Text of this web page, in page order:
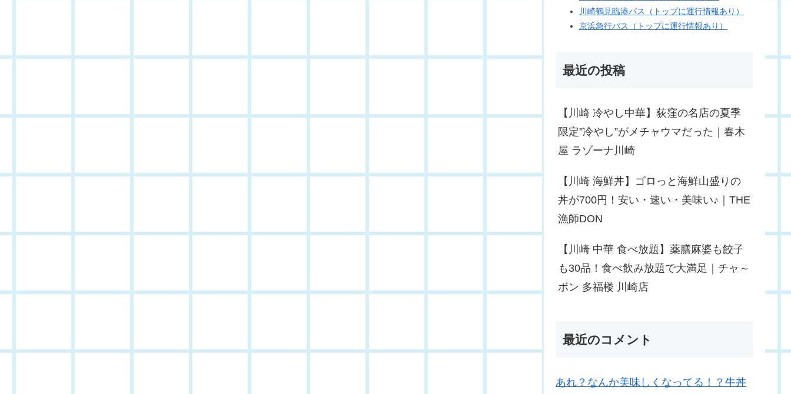
川崎鶴見臨港バス（トップに運行情報あり）
京浜急行バス（トップに運行情報あり）
最近の投稿
【川崎 冷やし中華】荻窪の名店の夏季
限定”冷やし”がメチャウマだった｜春木
屋 ラゾーナ川崎
【川崎 海鮮丼】ゴロっと海鮮山盛りの
丼が700円！安い・速い・美味い♪｜THE
漁師DON
【川崎 中華 食べ放題】薬膳麻婆も餃子
も30品！食べ飲み放題で大満足｜チャ～
ボン 多福楼 川崎店
最近のコメント
あれ？なんか美味しくなってる！？牛丼